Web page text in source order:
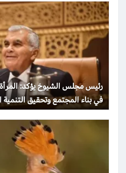
رئيس مجلس الشيوخ يؤكد:
في بناء المجتمع وتحقيق التنمية